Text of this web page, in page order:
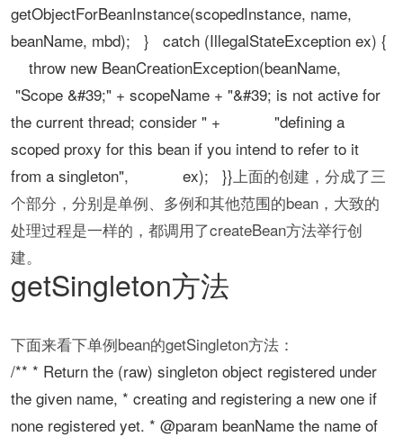
getObjectForBeanInstance(scopedInstance, name,
beanName, mbd); } catch (IllegalStateException ex) {
throw new BeanCreationException(beanName,
"Scope &#39;" + scopeName + "&#39; is not active for
the current thread; consider " + "defining a
scoped proxy for this bean if you intend to refer to it
from a singleton", ex); }} 上面的创建，分成了三
个部分，分别是单例、多例和其他范围的bean，大致的
处理过程是一样的，都调用了createBean方法举行创
建。
getSingleton方法
下面来看下单例bean的getSingleton方法：
/** * Return the (raw) singleton object registered under
the given name, * creating and registering a new one if
none registered yet. * @param beanName the name of